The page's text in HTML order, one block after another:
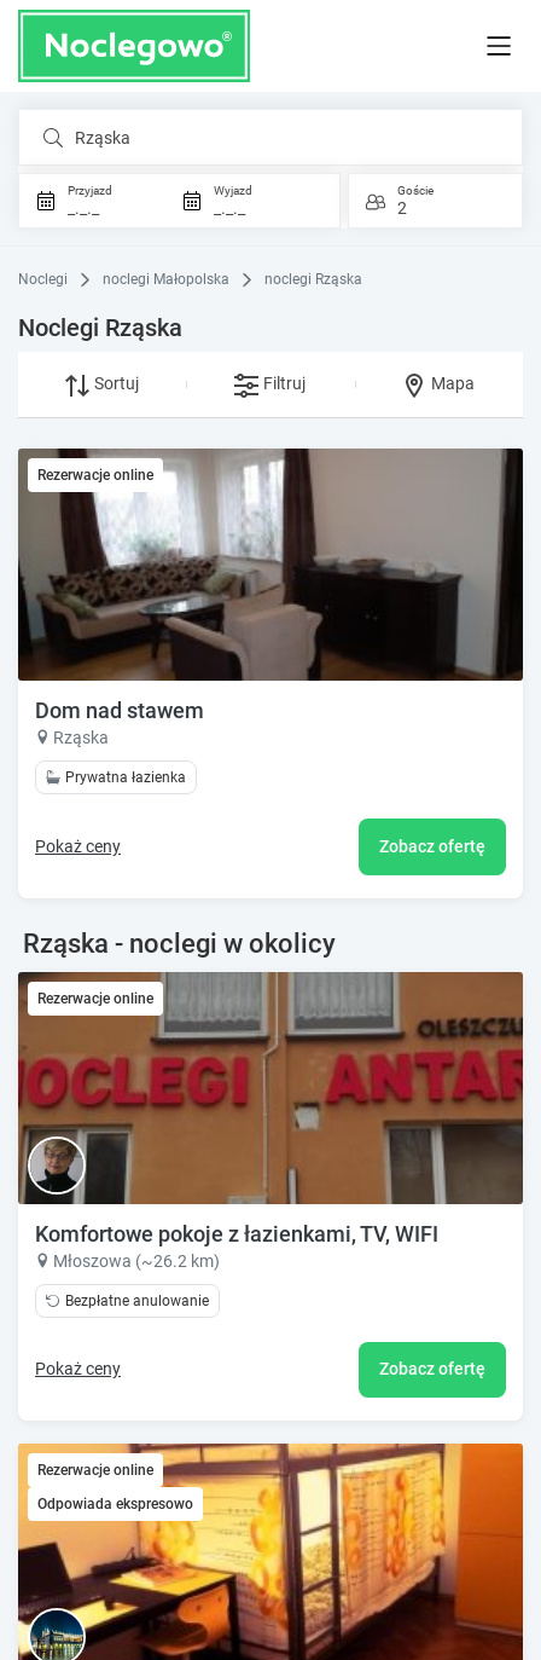
Rząska
Przyjazd
_._._
Wyjazd
_._._
Goście
2
Noclegi noclegi Małopolska noclegi Rząska
Noclegi Rząska
Sortuj Filtruj Mapa
Rezerwacje online
Dom nad stawem
Rząska
Prywatna łazienka
Pokaż ceny Zobacz ofertę
Rząska - noclegi w okolicy
Rezerwacje online
Komfortowe pokoje z łazienkami, TV, WIFI
Młoszowa (~26.2 km)
Bezpłatne anulowanie
Pokaż ceny Zobacz ofertę
Rezerwacje online
Odpowiada ekspresowo